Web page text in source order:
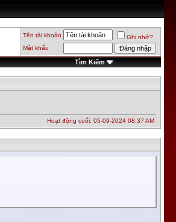
Tên tài khoản
Ghi nhớ?
Mật khẩu
Tìm Kiếm
Hoạt động cuối: 05-09-2024 08:37 AM